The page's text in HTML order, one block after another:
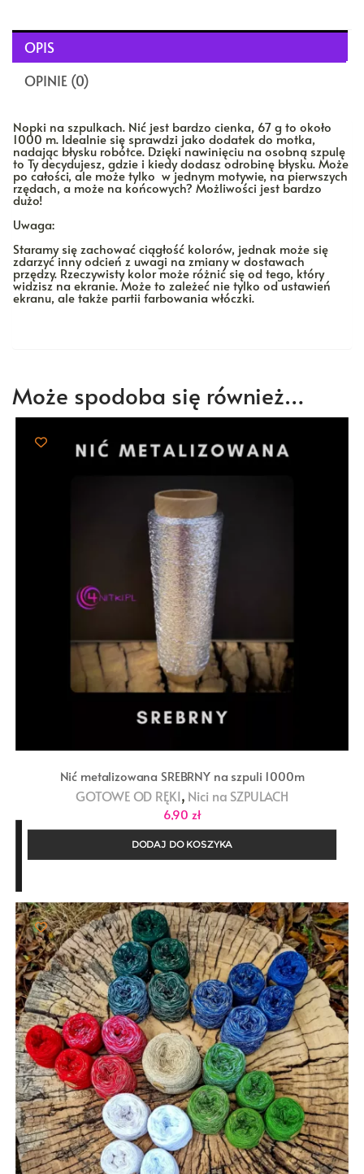
OPIS
OPINIE (0)
Nopki na szpulkach. Nić jest bardzo cienka, 67 g to około
1000 m. Idealnie się sprawdzi jako dodatek do motka,
nadając błysku robótce. Dzięki nawinięciu na osobną szpulę
to Ty decydujesz, gdzie i kiedy dodasz odrobinę błysku. Może
po całości, ale może tylko w jednym motywie, na pierwszych
rzędach, a może na końcowych? Możliwości jest bardzo
dużo!
Uwaga:
Staramy się zachować ciągłość kolorów, jednak może się
zdarzyć inny odcień z uwagi na zmiany w dostawach
przędzy. Rzeczywisty kolor może różnić się od tego, który
widzisz na ekranie. Może to zależeć nie tylko od ustawień
ekranu, ale także partii farbowania włóczki.
Może spodoba się również…
Nić metalizowana SREBRNY na szpuli 1000m
GOTOWE OD RĘKI, Nici na SZPULACH
6,90 zł
DODAJ DO KOSZYKA